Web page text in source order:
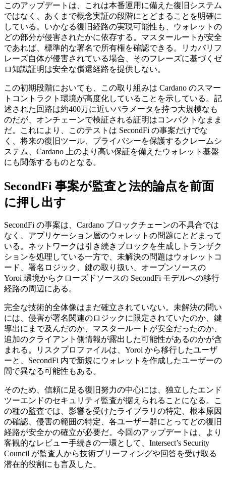
このアップデートは、これは本番運用に備えた復旧システム
ではなく、あくまで概念実証の段階にとどまることを明確に
している。いかなる復旧経路の実現可能性も、ウォレットの
どの部分が侵害されたかに依存する。マスタールートが安全
であれば、標準的な署名で所有権を確認できる。リカバリフ
レーズ自体が侵害されている場合、そのフレーズに基づくゼ
ロ知識証明は安全な償還経路を提供しない。
この初期段階においても、この取り組みは Cardano のスマー
トコントラクト環境が高度化していることを示している。記
述された回路は約400万に近いパラメータを持つ大規模なも
のだが、オンチェーンで検証される証明はコンパクトなまま
だ。これにより、このテストは SecondFi の事案だけでな
く、将来の復旧ツール、プライバシーを保護するクレームシ
ステム、Cardano 上のより高い保証を備えたウォレット基盤
にも関係するものとなる。
SecondFi 事案が監査と法的論点を前面
に押し出す
SecondFi の事案は、Cardano ブロックチェーンの不具合では
なく、アプリケーション層のウォレットの問題にとどまって
いる。ネットワークは引き続きブロックを生成しトランザク
ションを処理している一方で、未解決の問題はウォレットコ
ード、署名ロジック、鍵の取り扱い、オープンソースの
Yoroi 環境からクローズドソースの SecondFi モデルへの移行
経路の周辺にある。
完全な技術的全体像はまだ確立されていない。未解決の問い
には、侵害が署名関連のロジックに限定されていたのか、鍵
導出にまで及んだのか、マスタールートが安全だったのか、
追加のクライアント側情報が露出した可能性があるのかが含
まれる。リスクプロファイルは、Yoroi から移行したユーザ
ーと、SecondFi 内で新規にウォレットを作成したユーザーの
間で異なる可能性もある。
そのため、信頼に足る復旧努力の中心には、独立したエンド
ツーエンドのセキュリティ監査が据えられることになる。こ
の種の監査では、影響を受けたライブラリの特定、根本原因
の確認、侵害の範囲の特定、各ユーザー群にとってどの復旧
経路が安全かの確立が必要だ。今回のアップデートは、より
客観的なレビュー手続きの一環として、Intersect’s Security
Council が監査人から技術ブリーフィングや回答を受け取る
潜在的役割にも言及した。